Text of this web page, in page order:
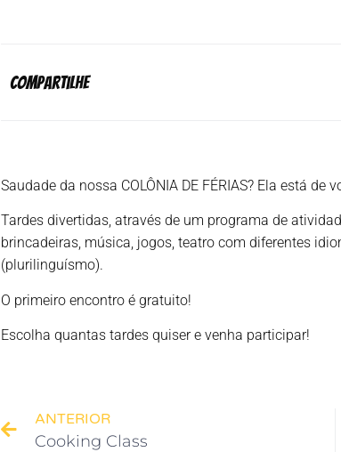
Compartilhe
Saudade da nossa COLÔNIA DE FÉRIAS? Ela está de
Tardes divertidas, através de um programa de
brincadeiras, música, jogos, teatro com diferentes
(plurilinguísmo).
O primeiro encontro é gratuito!
Escolha quantas tardes quiser e venha participar!
ANTERIOR
Cooking Class